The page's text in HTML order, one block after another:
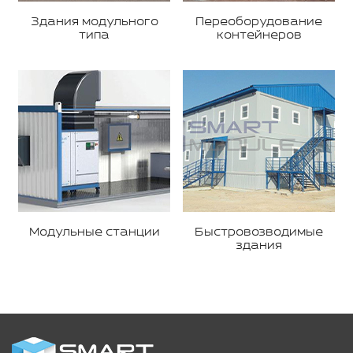
Здания модульного
типа
Переоборудование
контейнеров
Модульные станции
Быстровозводимые
здания